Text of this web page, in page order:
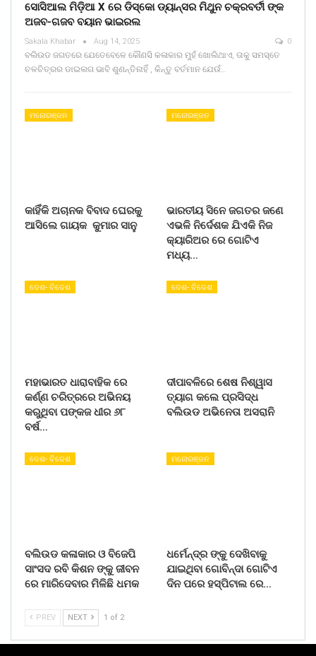
ସୋସିଆଲ ମିଡ଼ିଆ X ରେ ଡିସ୍କୋ ଡ୍ୟାନ୍ସର ମିଥୁନ ଚକ୍ରବର୍ତୀ ଙ୍କ
ଅଜବ-ଗଜବ ବୟାନ ଭାଇରଲ
Sakala Khabar Aug 14, 2025 0
ବଲିଉଡ ଜଗତରେ ଯେତେବେଳେ କୌଣସି କଳାକାର ମୁହଁ ଖୋଲିଥାଏ, ତାକୁ ସମସ୍ତେ
ଚଳଚିତ୍ରର ଡାଇଲଗ ଭାବି ଶୁଣନ୍ତିନାହିଁ , କିନ୍ତୁ ବର୍ତମାନ ଯେଉଁ…
ମନୋରଞ୍ଜନ
କାହିଁକି ଅଚାନକ ବିବାଦ ଘେରକୁ
ଆସିଲେ ଗାୟକ କୁମାର ସାନୁ
ମନୋରଞ୍ଜନ
ଭାରତୀୟ ସିନେ ଜଗତର ଜଣେ
ଏଭଳି ନିର୍ଦେଶକ ଯିଏକି ନିଜ
କ୍ୟାରିଅର ରେ ଗୋଟିଏ
ମଧ୍ୟ…
ଦେଶ- ବିଦେଶ
ମହାଭାରତ ଧାରାବାହିକ ରେ
କର୍ଣ୍ଣ ଚରିତ୍ରରେ ଅଭିନୟ
କରୁଥିବା ପଙ୍କଜ ଧୀର ୬୮
ବର୍ଷ…
ଦେଶ- ବିଦେଶ
ଦୀପାବଳିରେ ଶେଷ ନିଶ୍ୱାସ
ତ୍ୟାଗ କଲେ ପ୍ରସିଦ୍ଧ
ବଲିଉଡ ଅଭିନେତା ଅସରାନି
ଦେଶ- ବିଦେଶ
ବଲିଉଡ କଳାକାର ଓ ବିଜେପି
ସାଂସଦ ରବି କିଶନ ଙ୍କୁ ଜୀବନ
ରେ ମାରିଦେବାର ମିଳିଛି ଧମକ
ମନୋରଞ୍ଜନ
ଧର୍ମେନ୍ଦ୍ର ଙ୍କୁ ଦେଖିବାକୁ
ଯାଇଥିବା ଗୋବିନ୍ଦା ଗୋଟିଏ
ଦିନ ପରେ ହସ୍ପିଟାଲ ରେ…
PREV NEXT 1 of 2